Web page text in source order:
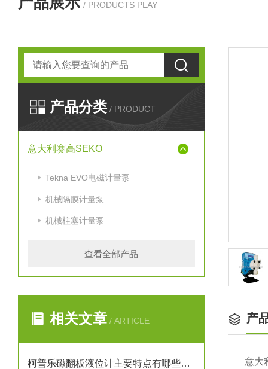
/ PRODUCTS PLAY
产品分类 / PRODUCT
意大利赛高SEKO
Tekna EVO电磁计量泵
机械隔膜计量泵
机械柱塞计量泵
查看全部产品
相关文章 / ARTICLE
柯普乐磁翻板液位计主要特点有哪些呢？
产
意大